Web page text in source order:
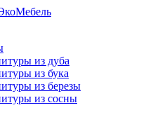
из дуба
из бука
из березы
из сосны